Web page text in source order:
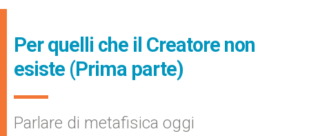
Per quelli che il Creatore non
esiste (Prima parte)
Parlare di metafisica oggi